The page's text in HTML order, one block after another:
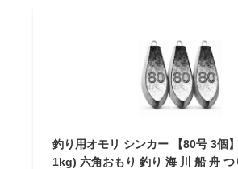
釣り用オモリ シンカー 【80号 3個
1kg) 六角おもり 釣り 海 川 船 舟 つ